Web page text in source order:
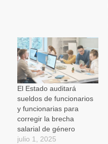
El Estado auditará
sueldos de funcionarios
y funcionarias para
corregir la brecha
salarial de género
julio 1, 2025